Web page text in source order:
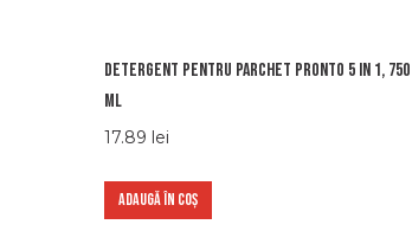
Detergent pentru parchet Pronto 5 in 1, 750
ml
17.89 lei
ADAUGĂ ÎN COȘ